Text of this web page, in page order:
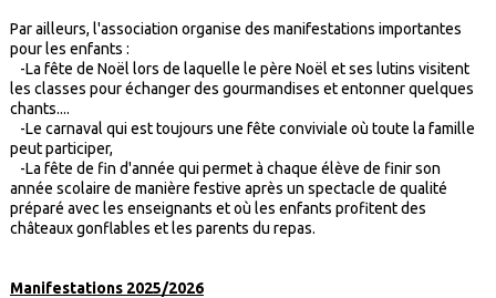
Par ailleurs, l'association organise des manifestations importantes
pour les enfants :
-La fête de Noël lors de laquelle le père Noël et ses lutins visitent
les classes pour échanger des gourmandises et entonner quelques
chants....
-Le carnaval qui est toujours une fête conviviale où toute la famille
peut participer,
-La fête de fin d'année qui permet à chaque élève de finir son
année scolaire de manière festive après un spectacle de qualité
préparé avec les enseignants et où les enfants profitent des
châteaux gonflables et les parents du repas.
Manifestations 2025/2026